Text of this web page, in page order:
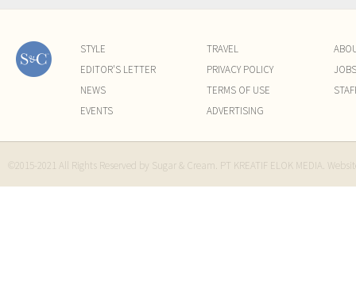
STYLE
EDITOR'S LETTER
NEWS
EVENTS
TRAVEL
PRIVACY POLICY
TERMS OF USE
ADVERTISING
JOBS
©2015-2021 All Rights Reserved by Sugar & Cream. PT KREATIF ELOK MEDIA.